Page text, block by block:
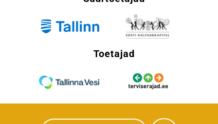
Toetajad